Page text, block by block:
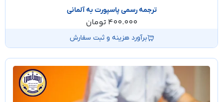
ترجمه رسمی پاسپورت به آلمانی
400.000 تومان
برآورد هزینه و ثبت سفارش